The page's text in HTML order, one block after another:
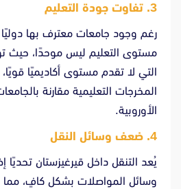
3. تفاوت جودة التعليم
رغم وجود جامعات معترف بها دوليًا
مستوى التعليم ليس موحدًا، حيث
التي لا تقدم مستوى أكاديميًا
المخرجات التعليمية مقارنة
الأوروبية.
4. ضعف وسائل النقل
يُعد التنقل داخل قيرغيزستان تحديًا
وسائل المواصلات بشكل كافٍ،